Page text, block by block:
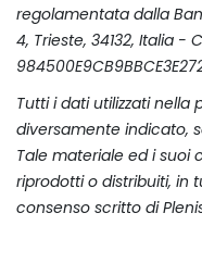
regolamentata dalla
4, Trieste, 34132, Italia -
Tutti i dati utilizzati nella
diversamente indicato,
Tale materiale ed i suoi
riprodotti o distribuiti, in
consenso scritto di